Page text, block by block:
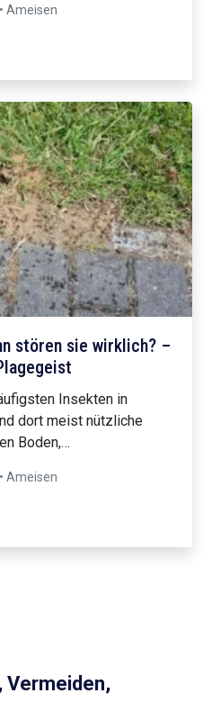
• Ameisen
stören sie wirklich? –
Insekten in
dort meist nützliche
Boden,…
• Ameisen
Vermeiden,